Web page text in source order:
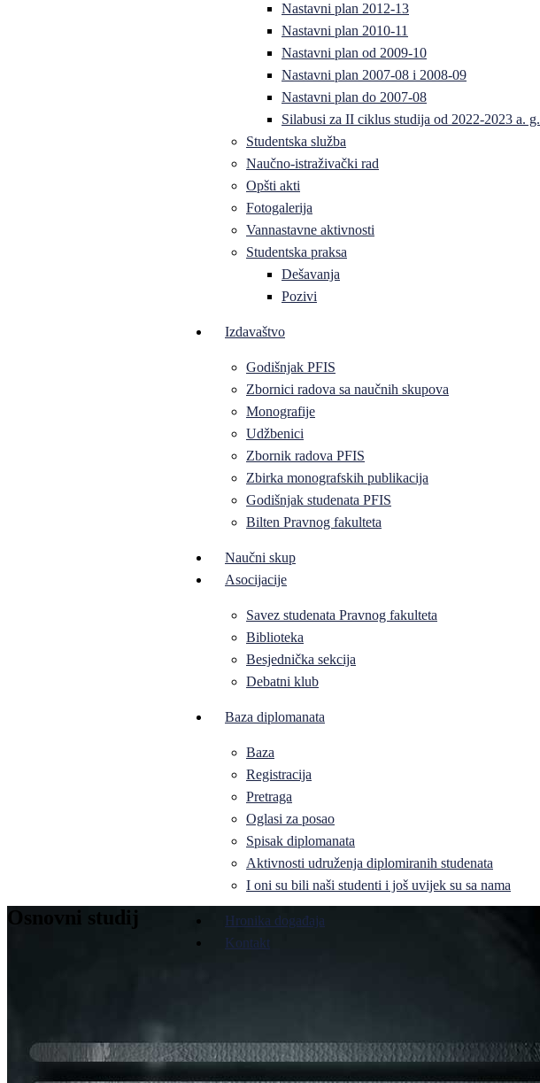
Nastavni plan 2012-13
Nastavni plan 2010-11
Nastavni plan od 2009-10
Nastavni plan 2007-08 i 2008-09
Nastavni plan do 2007-08
Silabusi za II ciklus studija od 2022-2023 a. g.
Studentska služba
Naučno-istraživački rad
Opšti akti
Fotogalerija
Vannastavne aktivnosti
Studentska praksa
Dešavanja
Pozivi
Izdavaštvo
Godišnjak PFIS
Zbornici radova sa naučnih skupova
Monografije
Udžbenici
Zbornik radova PFIS
Zbirka monografskih publikacija
Godišnjak studenata PFIS
Bilten Pravnog fakulteta
Naučni skup
Asocijacije
Savez studenata Pravnog fakulteta
Biblioteka
Besjednička sekcija
Debatni klub
Baza diplomanata
Baza
Registracija
Pretraga
Oglasi za posao
Spisak diplomanata
Aktivnosti udruženja diplomiranih studenata
I oni su bili naši studenti i još uvijek su sa nama
Hronika događaja
Kontakt
Osnovni studij